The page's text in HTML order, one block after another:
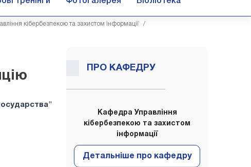
кібербезпекою та захистом інформації /
ПРО КАФЕДРУ
Кафедра Управління
кібербезпекою та захистом
інформації